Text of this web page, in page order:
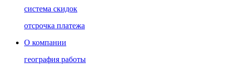
система скидок
отсрочка платежа
О компании
география работы